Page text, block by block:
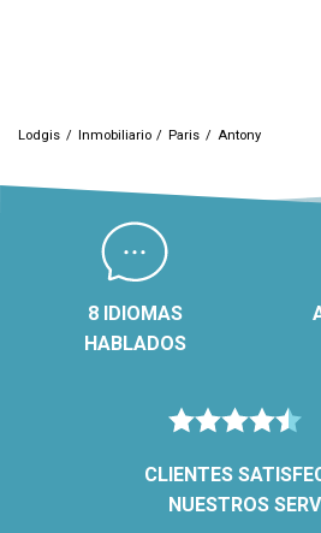
Lodgis Inmobiliario Paris Antony
8 IDIOMAS
HABLADOS
CLIENTES
NUESTROS